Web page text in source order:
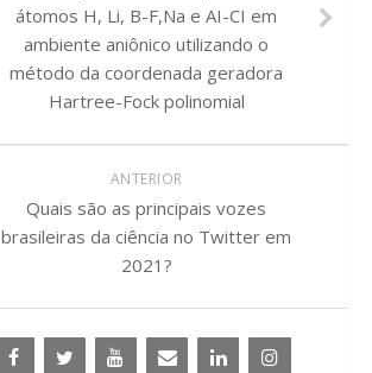
átomos H, Li, B-F,Na e AI-CI em
ambiente aniônico utilizando o
método da coordenada geradora
Hartree-Fock polinomial
ANTERIOR
Quais são as principais vozes
brasileiras da ciência no Twitter em
2021?